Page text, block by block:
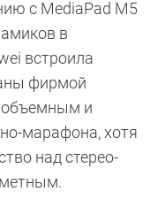
с MediaPad M5
в
встроила
фирмой
объемным и
марафона, хотя
над стерео-